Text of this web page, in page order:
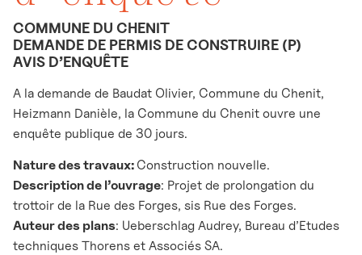
COMMUNE DU CHENIT
DEMANDE DE PERMIS DE CONSTRUIRE (P)
AVIS D’ENQUÊTE
A la demande de Baudat Olivier, Commune du Chenit,
Heizmann Danièle, la Commune du Chenit ouvre une
enquête publique de 30 jours.
Nature des travaux: Construction nouvelle.
Description de l’ouvrage: Projet de prolongation du
trottoir de la Rue des Forges, sis Rue des Forges.
Auteur des plans: Ueberschlag Audrey, Bureau d’Etudes
techniques Thorens et Associés SA.